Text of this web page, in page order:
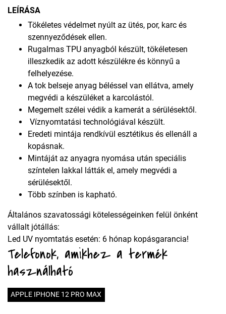
LEÍRÁSA
Tökéletes védelmet nyúlt az ütés, por, karc és
szennyeződések ellen.
Rugalmas TPU anyagból készült, tökéletesen
illeszkedik az adott készülékre és könnyű a
felhelyezése.
A tok belseje anyag béléssel van ellátva, amely
megvédi a készüléket a karcolástól.
Megemelt szélei védik a kamerát a sérülésektől.
Víznyomtatási technológiával készült.
Eredeti mintája rendkívül esztétikus és ellenáll a
kopásnak.
Mintáját az anyagra nyomása után speciális
színtelen lakkal látták el, amely megvédi a
sérülésektől.
Több színben is kapható.
Általános szavatossági kötelességeinken felül önként
vállalt jótállás:
Led UV nyomtatás esetén: 6 hónap kopásgarancia!
Telefonok, amikhez a termék
használható
APPLE IPHONE 12 PRO MAX